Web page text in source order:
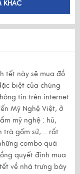
KHÁC
tết này sẽ mua đồ
biệt của chúng
tin trên internet
Mỹ Nghệ Việt, ở
mỹ nghệ : hũ,
trà gốm sứ,... rất
combo quà
quyết định mua
về nhà trưng bày